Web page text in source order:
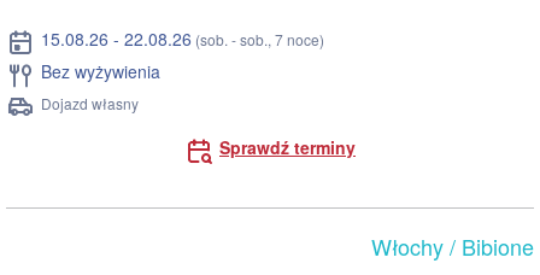
15.08.26 - 22.08.26 (sob. - sob., 7 noce)
Bez wyżywienia
Dojazd własny
Sprawdź terminy
Włochy/ Bibione